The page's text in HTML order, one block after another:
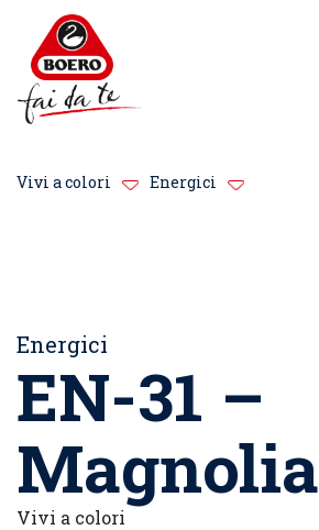
Vivi a colori Energici
Energici
EN-31 –
Magnolia
Vivi a colori